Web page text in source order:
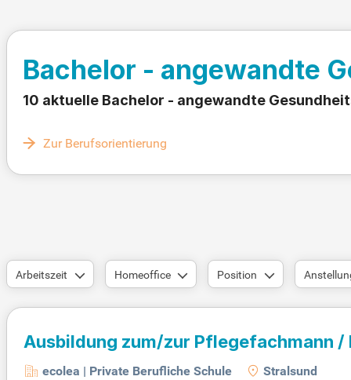
Bachelor - angewandte
10 aktuelle Bachelor - angewandte
Zur Berufsorientierung
Arbeitszeit Homeoffice Position
Ausbildung zum/zur Pflegefachmann
ecolea | Private Berufliche Schule
Stralsund